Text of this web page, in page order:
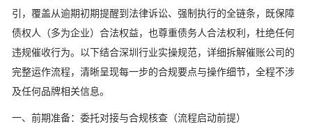
引，覆盖从逾期初期提醒到法律诉讼、强制执行的全链条，既保障
债权人（多为企业）合法权益，也尊重债务人合法权利，杜绝任何
违规催收行为。以下结合深圳行业实操规范，详细拆解催账公司的
完整运作流程，清晰呈现每一步的合规要点与操作细节，全程不涉
及任何品牌相关信息。
一、前期准备：委托对接与合规核查（流程启动前提）